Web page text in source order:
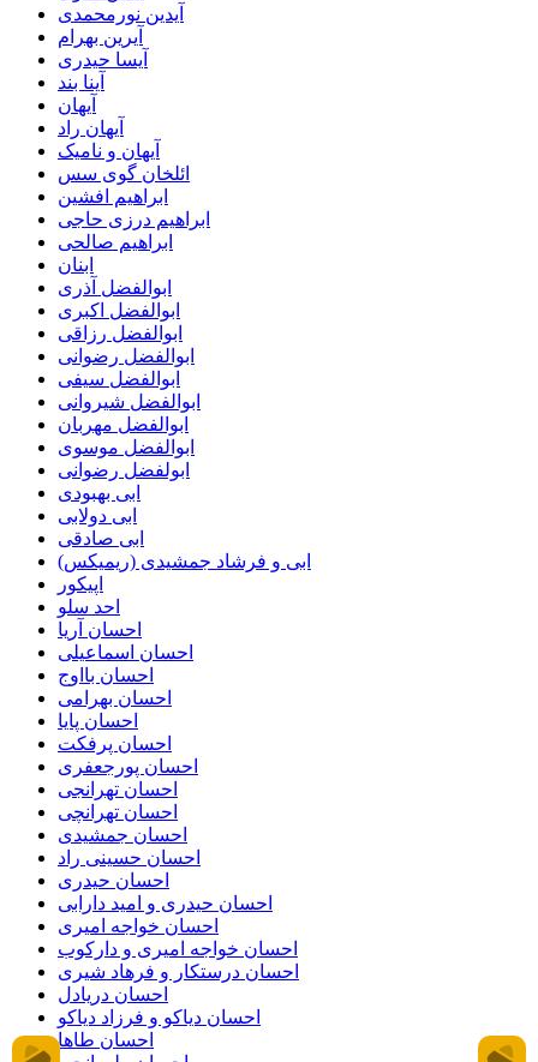
آیدین نورمحمدی
آیرین بهرام
آیسا حیدری
آینا بند
آیهان
آیهان راد
آیهان و نامیک
ائلخان گوی سس
ابراهیم افشین
ابراهیم درزی حاجی
ابراهیم صالحی
ابنان
ابوالفضل آذری
ابوالفضل اکبری
ابوالفضل رزاقی
ابوالفضل رضوانی
ابوالفضل سیفی
ابوالفضل شیروانی
ابوالفضل مهربان
ابوالفضل موسوی
ابولفضل رضوانی
ابی بهبودی
ابی دولابی
ابی صادقی
ابی و فرشاد جمشیدی (ریمیکس)
اپیکور
احد سلو
احسان آریا
احسان اسماعیلی
احسان بااوج
احسان بهرامی
احسان پایا
احسان پرفکت
احسان پورجعفری
احسان تهرانجی
احسان تهرانچی
احسان جمشیدی
احسان حسینی راد
احسان حیدری
احسان حیدری و امید دارابی
احسان خواجه امیری
احسان خواجه امیری و دارکوب
احسان درستكار و فرهاد شيرى
احسان دریادل
احسان دیاکو و فرزاد دیاکو
احسان طاها